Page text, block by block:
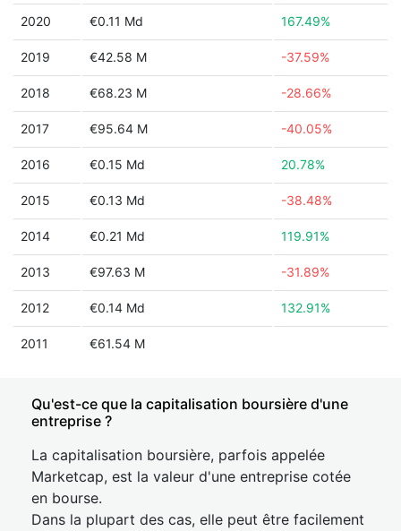
2020 €0.11 Md 167.49%
2019 €42.58 M -37.59%
2018 €68.23 M -28.66%
2017 €95.64 M -40.05%
2016 €0.15 Md 20.78%
2015 €0.13 Md -38.48%
2014 €0.21 Md 119.91%
2013 €97.63 M -31.89%
2012 €0.14 Md 132.91%
2011 €61.54 M
Qu'est-ce que la capitalisation boursière d'une
entreprise ?
La capitalisation boursière, parfois appelée
Marketcap, est la valeur d'une entreprise cotée
en bourse.
Dans la plupart des cas, elle peut être facilement